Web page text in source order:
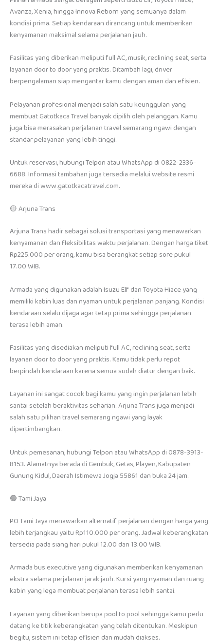
Avanza, Xenia, hingga Innova Reborn yang semuanya dalam
kondisi prima. Setiap kendaraan dirancang untuk memberikan
kenyamanan maksimal selama perjalanan jauh.
Fasilitas yang diberikan meliputi full AC, musik, reclining seat, serta
layanan door to door yang praktis. Ditambah lagi, driver
berpengalaman siap mengantar kamu dengan aman dan efisien.
Pelayanan profesional menjadi salah satu keunggulan yang
membuat Gatotkaca Travel banyak dipilih oleh pelanggan. Kamu
juga bisa merasakan perjalanan travel semarang ngawi dengan
standar pelayanan yang lebih tinggi.
Untuk reservasi, hubungi Telpon atau WhatsApp di 0822-2336-
6688. Informasi tambahan juga tersedia melalui website resmi
mereka di www.gatotkacatravel.com.
🟡 Arjuna Trans
Arjuna Trans hadir sebagai solusi transportasi yang menawarkan
kenyamanan dan fleksibilitas waktu perjalanan. Dengan harga tiket
Rp225.000 per orang, kamu bisa berangkat setiap sore pukul
17.00 WIB.
Armada yang digunakan adalah Isuzu Elf dan Toyota Hiace yang
memiliki kabin luas dan nyaman untuk perjalanan panjang. Kondisi
kendaraan selalu dijaga agar tetap prima sehingga perjalanan
terasa lebih aman.
Fasilitas yang disediakan meliputi full AC, reclining seat, serta
layanan door to door yang praktis. Kamu tidak perlu repot
berpindah kendaraan karena semua sudah diatur dengan baik.
Layanan ini sangat cocok bagi kamu yang ingin perjalanan lebih
santai setelah beraktivitas seharian. Arjuna Trans juga menjadi
salah satu pilihan travel semarang ngawi yang layak
dipertimbangkan.
Untuk pemesanan, hubungi Telpon atau WhatsApp di 0878-3913-
8153. Alamatnya berada di Gembuk, Getas, Playen, Kabupaten
Gunung Kidul, Daerah Istimewa Jogja 55861 dan buka 24 jam.
🟢 Tami Jaya
PO Tami Jaya menawarkan alternatif perjalanan dengan harga yang
lebih terjangkau yaitu Rp110.000 per orang. Jadwal keberangkatan
tersedia pada siang hari pukul 12.00 dan 13.00 WIB.
Armada bus executive yang digunakan memberikan kenyamanan
ekstra selama perjalanan jarak jauh. Kursi yang nyaman dan ruang
kabin yang lega membuat perjalanan terasa lebih santai.
Layanan yang diberikan berupa pool to pool sehingga kamu perlu
datang ke titik keberangkatan yang telah ditentukan. Meskipun
begitu, sistem ini tetap efisien dan mudah diakses.